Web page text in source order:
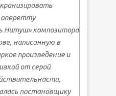
Нитуш» композитора
написанную в
произведение и
от серой
постановщику